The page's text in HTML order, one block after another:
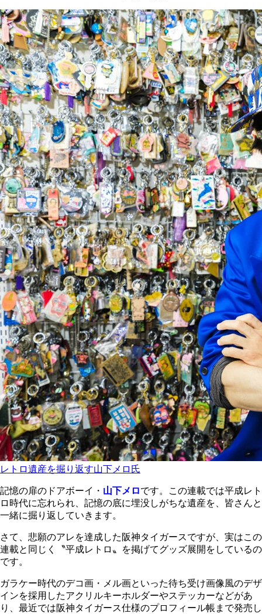
レトロ遺産を掘り返す山下メロ氏
記憶の扉のドアボーイ・ 山下メロです。この連載では平成レト
ロ時代に忘れられ、記憶の底に埋没しがちな遺産を、皆さんと
一緒に掘り返していきます。
さて、悲願のアレを達成した阪神タイガースですが、実はこの
連載と同じく〝平成レトロ〟を掲げてグッズ展開をしているの
です。
ガラケー時代のデコ画・メル画といった待ち受け画像風のデザ
インを採用したアクリルキーホルダーやステッカーなどがあ
り、最近では阪神タイガース仕様のプロフィール帳まで発売し